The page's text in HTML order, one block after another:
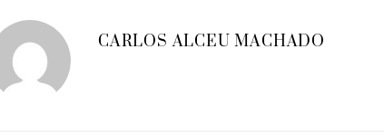
CARLOS ALCEU MACHADO